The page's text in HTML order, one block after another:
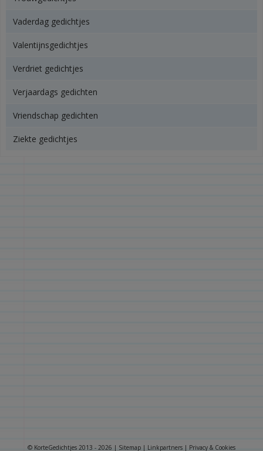
Vaderdag gedichtjes
Valentijnsgedichtjes
Verdriet gedichtjes
Verjaardags gedichten
Vriendschap gedichten
Ziekte gedichtjes
© KorteGedichtjes 2013 - 2026 | Sitemap | Linkpartners | Privacy & Cookies